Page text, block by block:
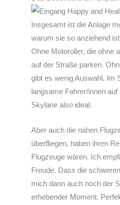
Insgesamt ist die Anlage
warum sie so anziehend
Ohne Motoroller, die ohne
auf der Straße parken.
gibt es wenig Auswahl. Im
langsame Fahrer/innen
Skylane also ideal.
Aber auch die nahen
überfliegen, haben ihren
Flugzeuge wären. Ich
Freude. Dass die
mich dann auch noch der
erhebender Moment.